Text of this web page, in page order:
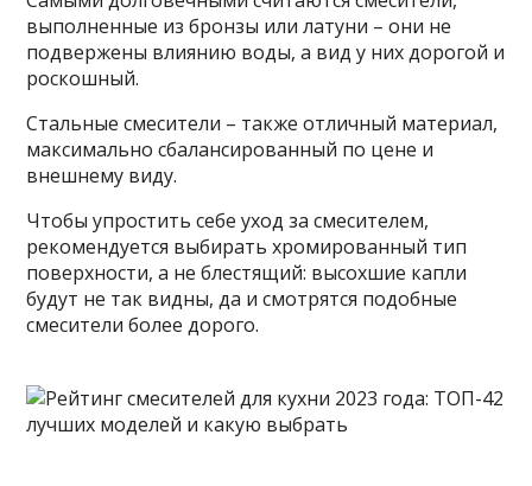
выполненные из бронзы или латуни – они не
подвержены влиянию воды, а вид у них дорогой и
роскошный.
Стальные смесители – также отличный материал,
максимально сбалансированный по цене и
внешнему виду.
Чтобы упростить себе уход за смесителем,
рекомендуется выбирать хромированный тип
поверхности, а не блестящий: высохшие капли
будут не так видны, да и смотрятся подобные
смесители более дорого.